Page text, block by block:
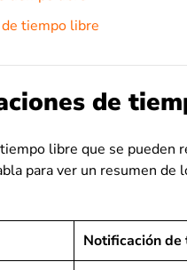
tiempo libre
de
libre que se pueden
para ver un resumen
Notificación